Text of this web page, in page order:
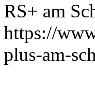
RS+ am
https://
plus-am-